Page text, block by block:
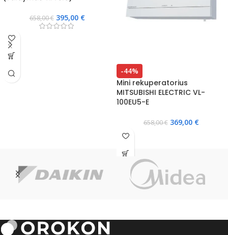
658,00€ 395,00 €
-44%
Mini rekuperatorius
MITSUBISHI ELECTRIC VL-
100EU5-E
658,00€ 369,00 €